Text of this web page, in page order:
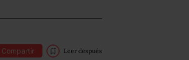
Compartir Leer después